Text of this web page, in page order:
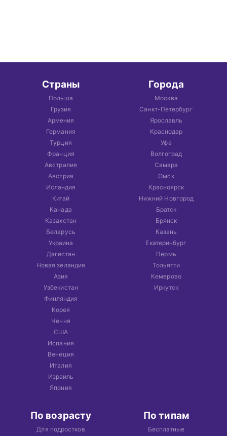
Страны
Польша
Грузия
Армения
Германия
Турция
Франция
Австралия
Австрия
Исландия
Китай
Канада
Казахстан
Беларусь
Украина
Дагестан
Новая зеландия
Азия
Узбекистан
Финляндия
Корея
Чечня
США
Испания
Венеция
Италия
Израиль
Япония
Города
Москва
Санкт-Петербург
Ярославль
Краснодар
Уфа
Волгоград
Самара
Омск
Красноярск
Нижний Новгород
Братск
Брянск
Казань
Екатеринбург
Пермь
Тольятти
Кемерово
Иркутск
По возрасту
Для подростков
По типам
Бесплатные